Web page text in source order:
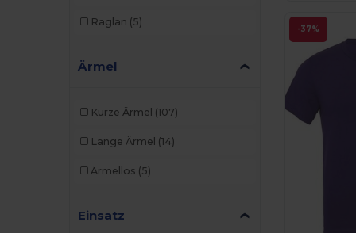
Raglan (5)
Ärmel
Kurze Ärmel (107)
Lange Ärmel (14)
Ärmellos (5)
Einsatz
-37%